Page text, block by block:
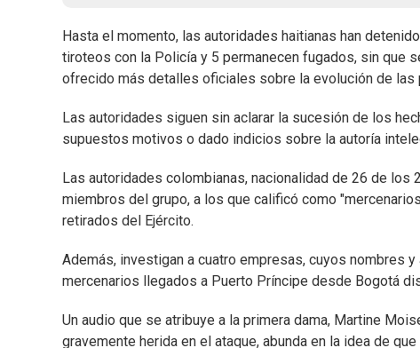
Hasta el momento, las autoridades haitianas han
tiroteos con la Policía y 5 permanecen fugados, sin que
ofrecido más detalles oficiales sobre la evolución de las
Las autoridades siguen sin aclarar la sucesión de los
supuestos motivos o dado indicios sobre la autoría
Las autoridades colombianas, nacionalidad de 26 de
miembros del grupo, a los que calificó como
retirados del Ejército.
Además, investigan a cuatro empresas, cuyos nombres
mercenarios llegados a Puerto Príncipe desde Bogotá
Un audio que se atribuye a la primera dama, Martine
gravemente herida en el ataque, abunda en la idea de